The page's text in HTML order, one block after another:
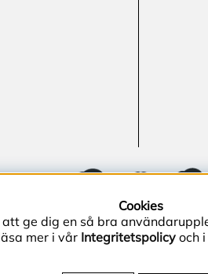
Cookies
ge dig en så bra
mer i vår Integritetspolicy och